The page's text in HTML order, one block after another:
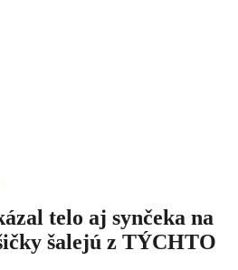
telo aj synčeka na
šalejú z TÝCHTO